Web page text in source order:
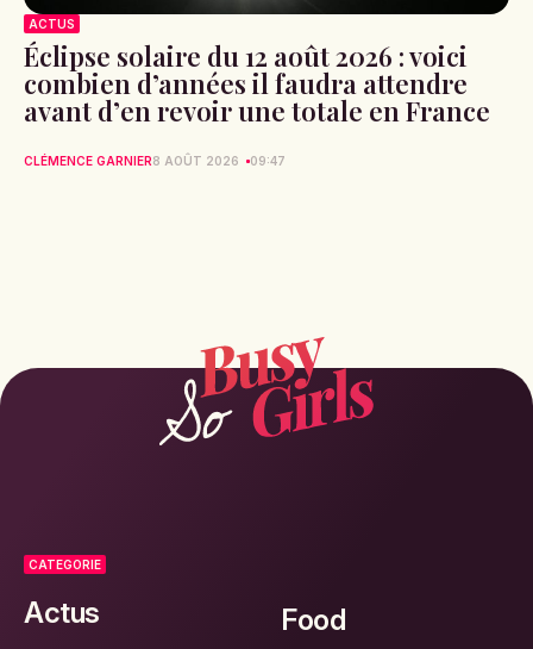
ACTUS
Éclipse solaire du 12 août 2026 : voici
combien d’années il faudra attendre
avant d’en revoir une totale en France
CLÉMENCE GARNIER8 AOÛT 2026 09:47
CATEGORIE
Actus
Food